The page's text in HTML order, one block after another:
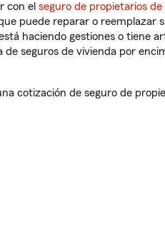
con el seguro de propietarios de
puede reparar o reemplazar
haciendo gestiones o tiene
seguros de vivienda por
cotización de seguro de